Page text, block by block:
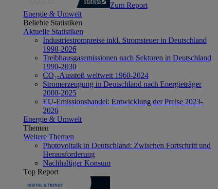
Zum Report
Energie & Umwelt
Beliebte Statistiken
Aktuelle Statistiken
Industriestrompreise inkl. Stromsteuer in Deutschland
1998-2026
Treibhausgasemissionen nach Sektoren in Deutschland
1990-2030
CO₂-Ausstoß weltweit 1960-2024
Stromerzeugung in Deutschland nach Energieträger
2000-2025
EU-Emissionshandel: Entwicklung der Preise 2023-
2026
Energie & Umwelt
Themen
Weitere Themen
Photovoltaik in Deutschland: Zwischen Fortschritt und
Herausforderung
Nachhaltiger Konsum
Top Report